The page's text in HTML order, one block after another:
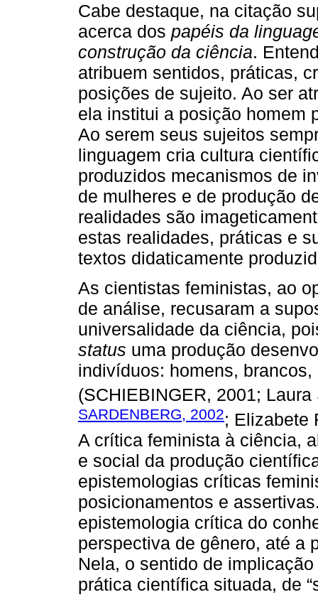
Cabe destaque, na citação
acerca dos papéis da
construção da ciência.
atribuem sentidos, práticas,
posições de sujeito. Ao ser
ela institui a posição homem
Ao serem seus sujeitos
linguagem cria cultura
produzidos mecanismos de
de mulheres e de produção
realidades são
estas realidades, práticas e
textos didaticamente
As cientistas feministas, ao
de análise, recusaram a
universalidade da ciência,
status uma produção
indivíduos: homens,
(SCHIEBINGER, 2001;
SARDENBERG, 2002; Elizabete
A crítica feminista à ciência,
e social da produção
epistemologias críticas
posicionamentos e
epistemologia crítica do
perspectiva de gênero, até a
Nela, o sentido de
prática científica situada, de